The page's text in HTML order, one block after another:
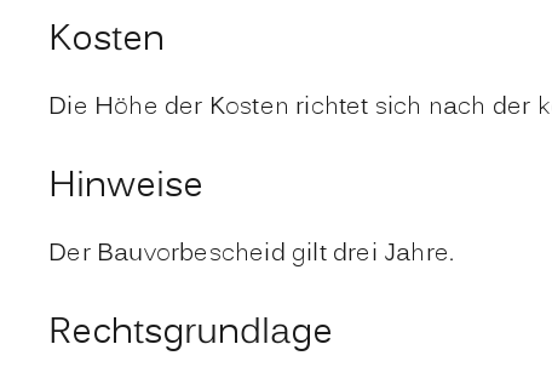
Kosten
Die Höhe der Kosten richtet sich nach der
Hinweise
Der Bauvorbescheid gilt drei Jahre.
Rechtsgrundlage